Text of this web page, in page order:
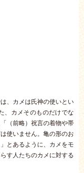
、カメは氏神の使いとい
、カメそのものだけでな
（前略）祝言の着物や帯
使いません。亀の形のお
とあるように、カメをモ
す人たちのカメに対する